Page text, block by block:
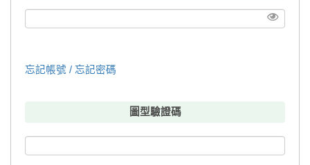
忘記帳號 / 忘記密碼
圖型驗證碼